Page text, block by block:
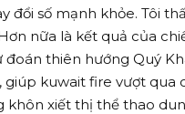
đổi số mạnh khỏe. Tôi
nữa là kết quả của
đoán thiên hướng Quý
giúp kuwait fire vượt
khôn xiết thị thể thao